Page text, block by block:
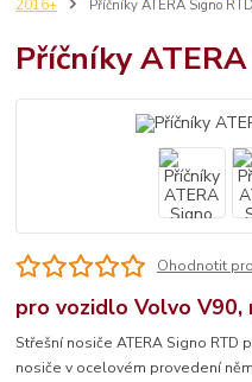
2016+
Příčníky ATERA Signo
Příčníky
Ohodnotit
pro vozidlo Volvo V90,
Střešní nosiče ATERA Signo RTD
nosiče v ocelovém provedení